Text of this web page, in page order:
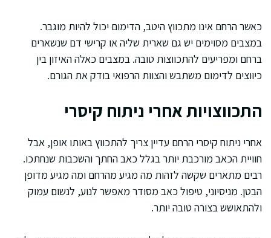
כאשר הרחם אינו מתכווץ היטב, הדימום יכול להיות מוגבר.
במצבים מסוימים יש גם שארית שליה או קרישי דם שנשארים
ברחם ומפריעים להתכווצות טובה. במצבים כאלה האיזון בין
כיווצים לדימום משתבש והצוות הרפואי בודק את הגורם.
התכווצויות אחרי ניתוח קיסרי
אחרי ניתוח קיסרי הרחם עדיין צריך להתכווץ באותו אופן, אבל
חוויית הכאב מורכבת יותר בגלל כאב החתך והשכבות שנחתכו.
רבים מתארים שקשה לזהות מה מגיע מהרחם ומה מגיע מדופן
הבטן. מניסיוני, טיפול כאב מסודר מאפשר לנוע, לנשום עמוק
ולהתאושש בצורה טובה יותר.